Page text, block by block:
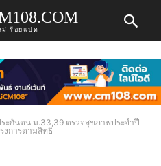
ม่ ร้อยแปด
ระกันตน ม.33,39 ตรวจสุขภาพประจำปี
งการตามสิทธิ